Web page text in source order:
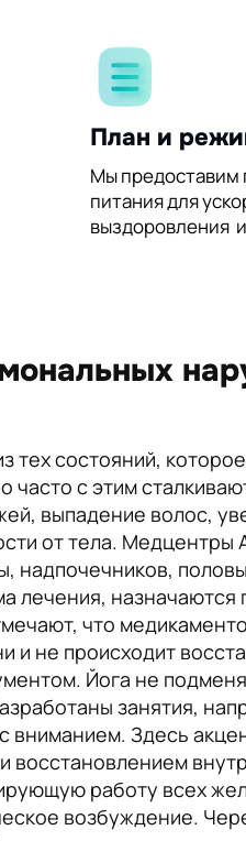
План и
Мы предоставим
питания для
выздоровления
состояний,
часто с этим
выпадение волос,
от тела. Медцентры
лечения,
что
и не происходит
Йога не
занятия,
вниманием. Здесь
работу всех
возбуждение.